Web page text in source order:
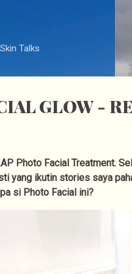
Talks
GLOW -
Photo Facial Treatment.
yang ikutin stories saya
si Photo Facial ini?